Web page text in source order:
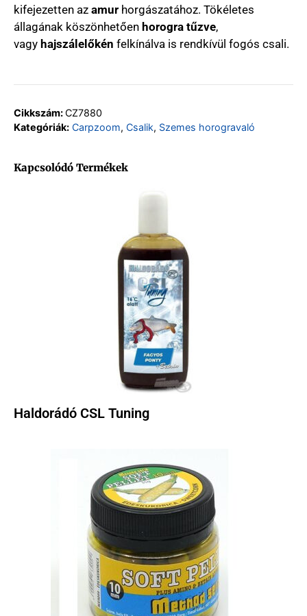
kifejezetten az amur horgászatához. Tökéletes
állagának köszönhetően horogra tűzve,
vagy hajszálelőkén felkínálva is rendkívül fogós csali.
Cikkszám:CZ7880
Kategóriák: Carpzoom, Csalik, Szemes horogravaló
Kapcsolódó Termékek
Haldorádó CSL Tuning